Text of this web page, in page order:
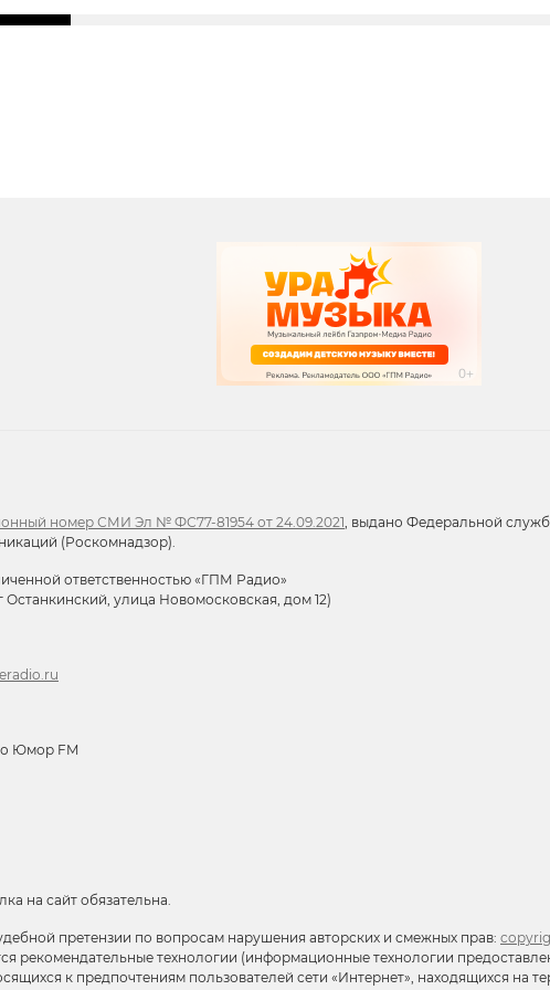
номер СМИ Эл № ФС77-81954 от 24.09.2021, выдано Федеральной
(Роскомнадзор).
ответственностью «ГПМ Радио»
Останкинский, улица Новомосковская, дом 12)
Юмор FM
на сайт обязательна.
претензии по вопросам нарушения авторских и смежных прав:
рекомендательные технологии (информационные технологии
к предпочтениям пользователей сети «Интернет», находящихся на